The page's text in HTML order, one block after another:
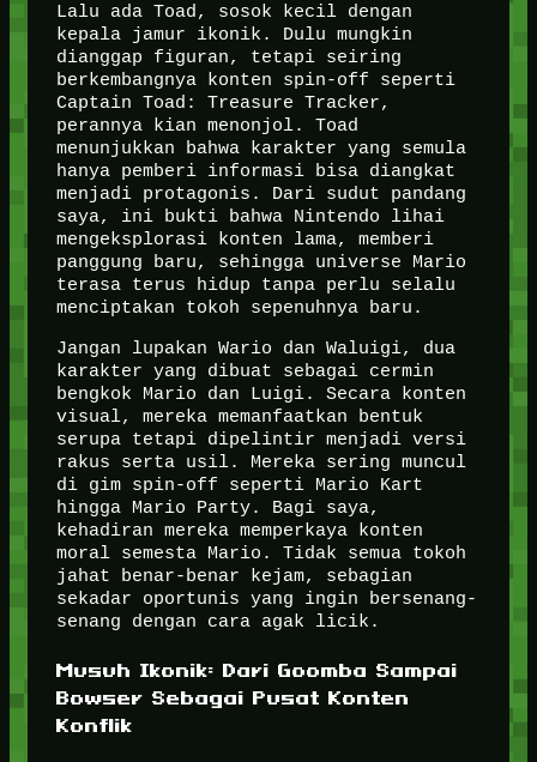
Lalu ada Toad, sosok kecil dengan
kepala jamur ikonik. Dulu mungkin
dianggap figuran, tetapi seiring
berkembangnya konten spin-off seperti
Captain Toad: Treasure Tracker,
perannya kian menonjol. Toad
menunjukkan bahwa karakter yang semula
hanya pemberi informasi bisa diangkat
menjadi protagonis. Dari sudut pandang
saya, ini bukti bahwa Nintendo lihai
mengeksplorasi konten lama, memberi
panggung baru, sehingga universe Mario
terasa terus hidup tanpa perlu selalu
menciptakan tokoh sepenuhnya baru.
Jangan lupakan Wario dan Waluigi, dua
karakter yang dibuat sebagai cermin
bengkok Mario dan Luigi. Secara konten
visual, mereka memanfaatkan bentuk
serupa tetapi dipelintir menjadi versi
rakus serta usil. Mereka sering muncul
di gim spin-off seperti Mario Kart
hingga Mario Party. Bagi saya,
kehadiran mereka memperkaya konten
moral semesta Mario. Tidak semua tokoh
jahat benar-benar kejam, sebagian
sekadar oportunis yang ingin bersenang-
senang dengan cara agak licik.
Musuh Ikonik: Dari Goomba Sampai
Bowser Sebagai Pusat Konten
Konflik